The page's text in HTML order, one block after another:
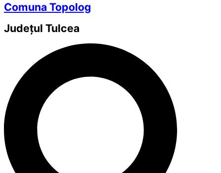
Comuna Topolog
Județul Tulcea